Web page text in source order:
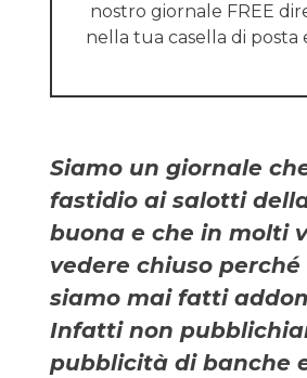
nostro giornale FREE
nella tua casella di posta
Siamo un giornale
fastidio ai salotti
buona e che in molti
vedere chiuso perché
siamo mai fatti
Infatti non
pubblicità di banche